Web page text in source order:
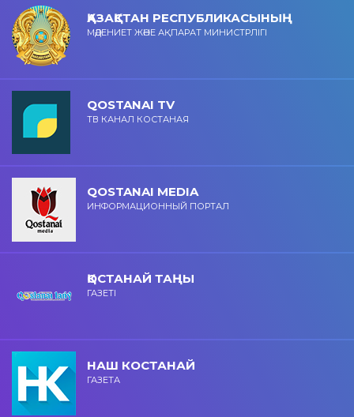
ҚАЗАҚСТАН РЕСПУБЛИКАСЫНЫҢ
МӘДЕНИЕТ ЖӘНЕ АҚПАРАТ МИНИСТРЛІГІ
QOSTANAI TV
ТВ КАНАЛ КОСТАНАЯ
QOSTANAI MEDIA
ИНФОРМАЦИОННЫЙ ПОРТАЛ
ҚОСТАНАЙ ТАҢЫ
ГАЗЕТІ
НАШ КОСТАНАЙ
ГАЗЕТА